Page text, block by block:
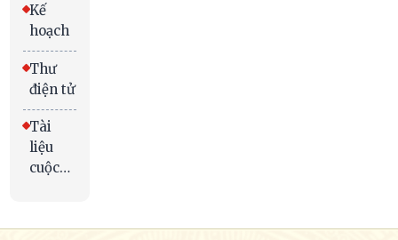
Kế
hoạch
Thư
điện tử
Tài
liệu
cuộc